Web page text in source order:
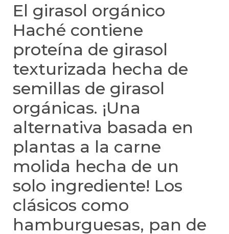
El girasol orgánico
Haché contiene
proteína de girasol
texturizada hecha de
semillas de girasol
orgánicas. ¡Una
alternativa basada en
plantas a la carne
molida hecha de un
solo ingrediente! Los
clásicos como
hamburguesas, pan de